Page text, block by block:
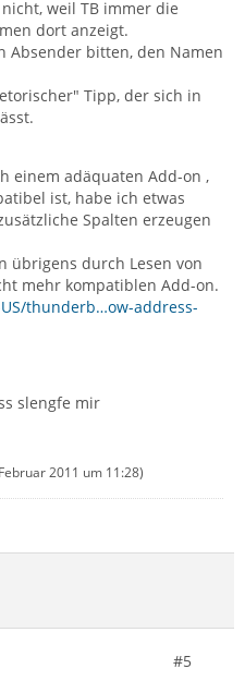
weil TB immer die
dort anzeigt.
Absender bitten, den Namen
Tipp, der sich in
einem adäquaten Add-on ,
ist, habe ich etwas
Spalten erzeugen
übrigens durch Lesen von
mehr kompatiblen Add-on.
thunderb…ow-address-
slengfe mir
2011 um 11:28)
#5